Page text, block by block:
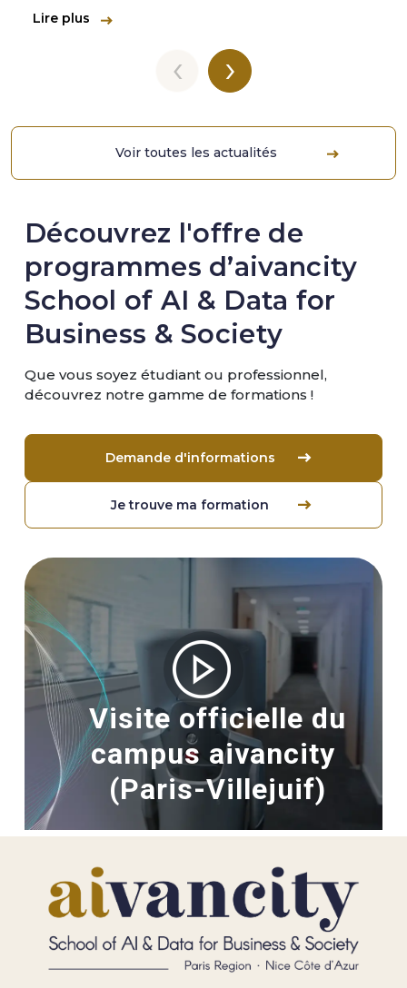
Lire plus
‹ ›
Voir toutes les actualités
Découvrez l'offre de
programmes d’aivancity
School of AI & Data for
Business & Society
Que vous soyez étudiant ou professionnel,
découvrez notre gamme de formations !
Demande d'informations
Je trouve ma formation
Image
Visite officielle du
campus aivancity
(Paris-Villejuif)